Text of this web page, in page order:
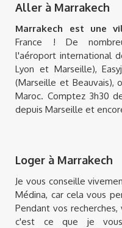
Aller à Marrakech
Marrakech est une
France ! De
l'aéroport international
Lyon et Marseille),
(Marseille et Beauvais),
Maroc. Comptez 3h30
depuis Marseille et
Loger à Marrakech
Je vous conseille
Médina, car cela vous
Pendant vos
c'est ce que je vous